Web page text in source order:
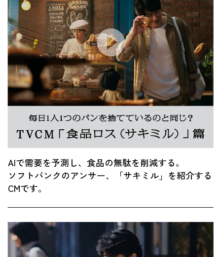
AIで需要を予測し、食品の無駄を削減する。
ソフトバンクのアンサー、「サキミル」を紹介する
CMです。